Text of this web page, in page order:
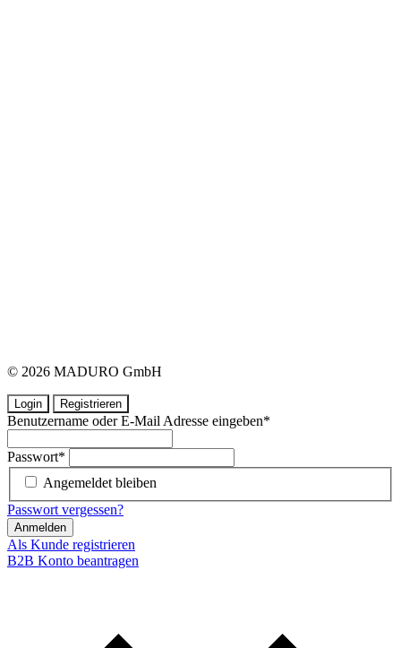
© 2026 MADURO GmbH
Login Registrieren
Benutzername oder E-Mail Adresse eingeben*
Passwort*
Angemeldet bleiben
Passwort vergessen?
Anmelden
Als Kunde registrieren
B2B Konto beantragen